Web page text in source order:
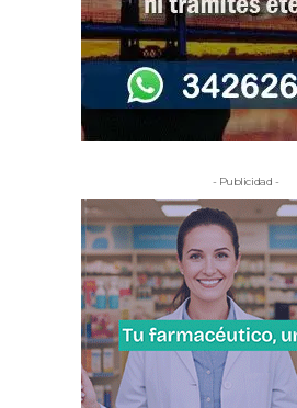
- Publicidad -